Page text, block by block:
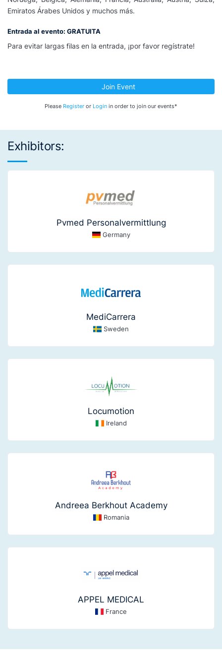
Emiratos Árabes Unidos y muchos más.
Entrada al evento: GRATUITA
Para evitar largas filas en la entrada, ¡por favor regístrate!
Join Event
Please Register or Login in order to join our events*
Exhibitors:
Pvmed Personalvermittlung
Germany
MediCarrera
Sweden
Locumotion
Ireland
Andreea Berkhout Academy
Romania
APPEL MEDICAL
France